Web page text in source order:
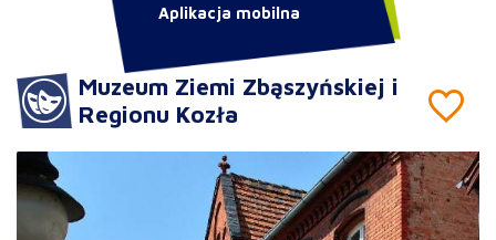
Muzeum Ziemi Zbąszyńskiej i
Regionu Kozła
Aplikacja mobilna